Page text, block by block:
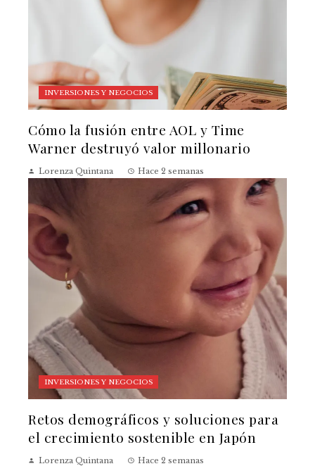
INVERSIONES Y NEGOCIOS
Cómo la fusión entre AOL y Time
Warner destruyó valor millonario
Lorenza Quintana Hace 2 semanas
INVERSIONES Y NEGOCIOS
Retos demográficos y soluciones para
el crecimiento sostenible en Japón
Lorenza Quintana Hace 2 semanas